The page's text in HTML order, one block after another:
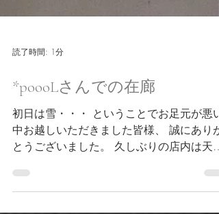
読了時間: 1分
*poooLさんでの在廊
初日は雪・・・ ということでお足元が悪い
とうございました。 久しぶりの店内は天井
を抜き、一部壁も塗りなおしをされたとい
ことで 少し趣が変わっていました。 コテ跡